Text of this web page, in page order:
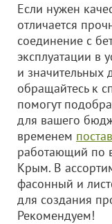
Если нужен
отличается
соединение с
эксплуатации в
и значительных
обращайтесь к
помогут
для вашего
временем
работающий по
Крым. В
фасонный и
для создания